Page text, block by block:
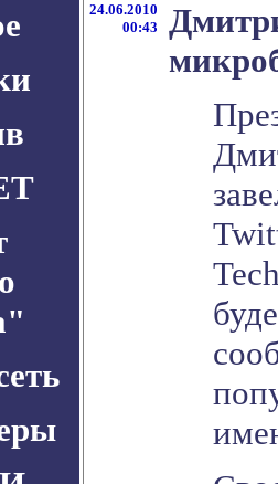
24.06.2010
00:43